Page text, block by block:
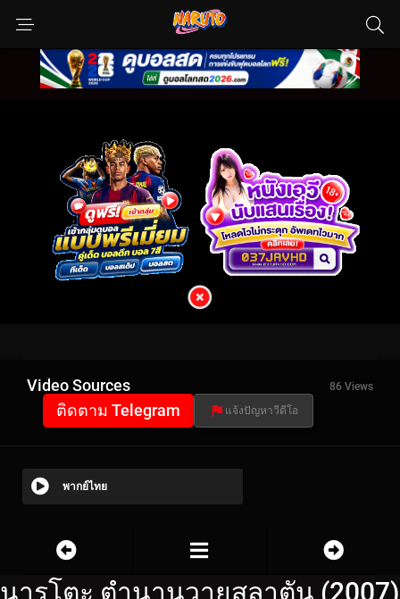
Video Sources 86 Views
ติดตาม Telegram แจ้งปัญหาวีดีโอ
พากย์ไทย
นารูโตะ ตำนานวายุสลาตัน (2007)